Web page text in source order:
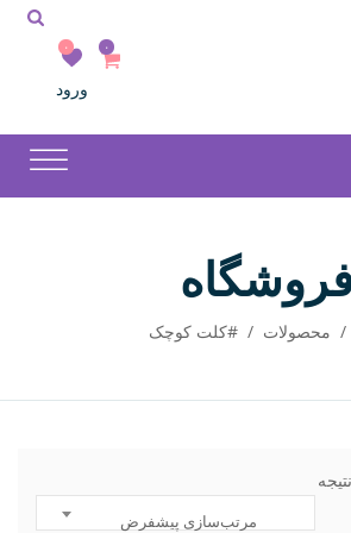
۰ ۰
ورود
/ محصولات /#کلت کوچک
مرتب‌سازی پیشفرض